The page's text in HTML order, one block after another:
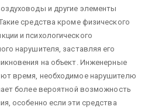
и другие элементы
средства кроме физического
и психологического
нарушителя, заставляя его
на объект. Инженерные
время, необходимое нарушителю
более вероятной возможность
особенно если эти средства